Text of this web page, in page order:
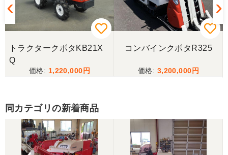
山梨県／樋野進悦
メールの返信がなかったので、残念ですが、こちら
からキャンセルのメールを送った。
うございました。
山梨県／じん
トラクタークボタKB21X
Q
1,220,000
コンバインクボタR325
3,200,000
同カテゴリの新着商品